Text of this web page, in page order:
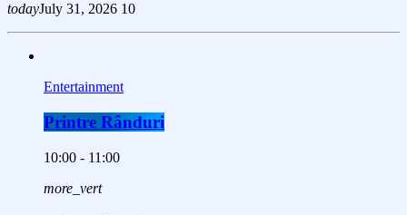
todayJuly 31, 2026 10
Entertainment
Printre Rânduri
10:00 - 11:00
more_vert